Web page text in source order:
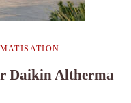
Daikin Altherma